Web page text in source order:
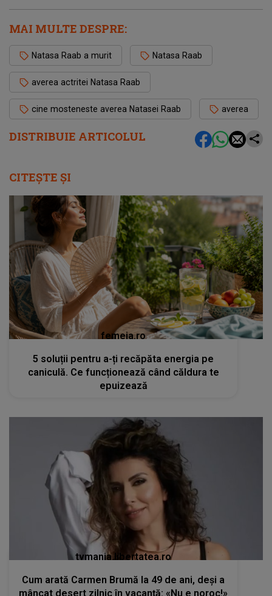
DISTRIBUIE ARTICOLUL
MAI MULTE DESPRE:
Natasa Raab a murit Natasa Raab
averea actritei Natasa Raab
cine mosteneste averea Natasei Raab averea
CITEȘTE ȘI
femeia.ro
5 soluții pentru a-ți recăpăta energia pe
caniculă. Ce funcționează când căldura te
epuizează
tvmania.libertatea.ro
Cum arată Carmen Brumă la 49 de ani, deși a
mâncat desert zilnic în vacanță: «Nu e noroc!»